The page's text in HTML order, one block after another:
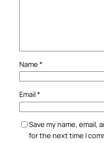
Name *
Email*
Save my name, email,
for the next time I